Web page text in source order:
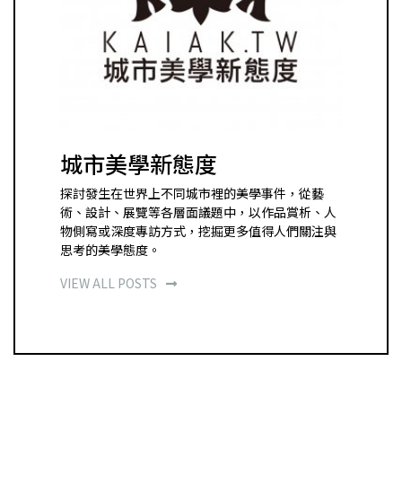
城市美學新態度
探討發生在世界上不同城市裡的美學事件，從藝
術、設計、展覽等各層面議題中，以作品賞析、人
物側寫或深度專訪方式，挖掘更多值得人們關注與
思考的美學態度。
VIEW ALL POSTS